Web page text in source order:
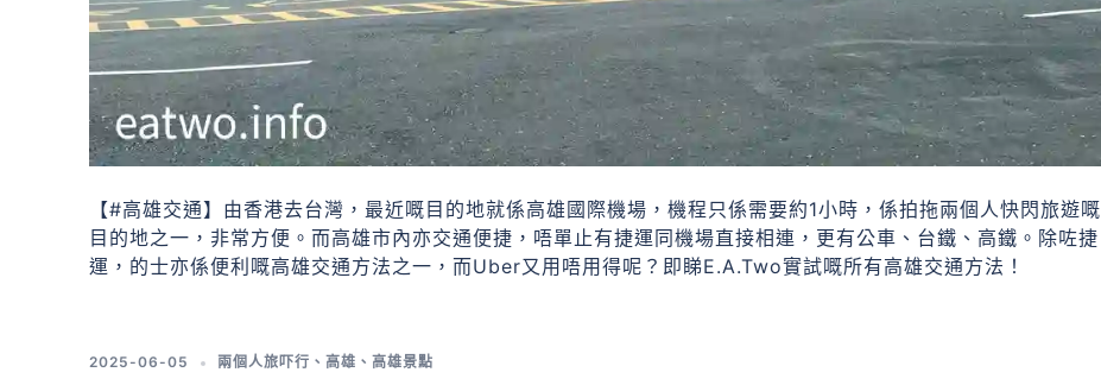
【#高雄交通】由香港去台灣，最近嘅目的地就係高雄國際機場，機程只係需要約1小時，係拍拖兩個人快閃旅遊嘅
目的地之一，非常方便。而高雄市內亦交通便捷，唔單止有捷運同機場直接相連，更有公車、台鐵、高鐵。除咗捷
運，的士亦係便利嘅高雄交通方法之一，而Uber又用唔用得呢？即睇E.A.Two實試嘅所有高雄交通方法！
2025-06-05 兩個人旅吓行 、 高雄 、 高雄景點